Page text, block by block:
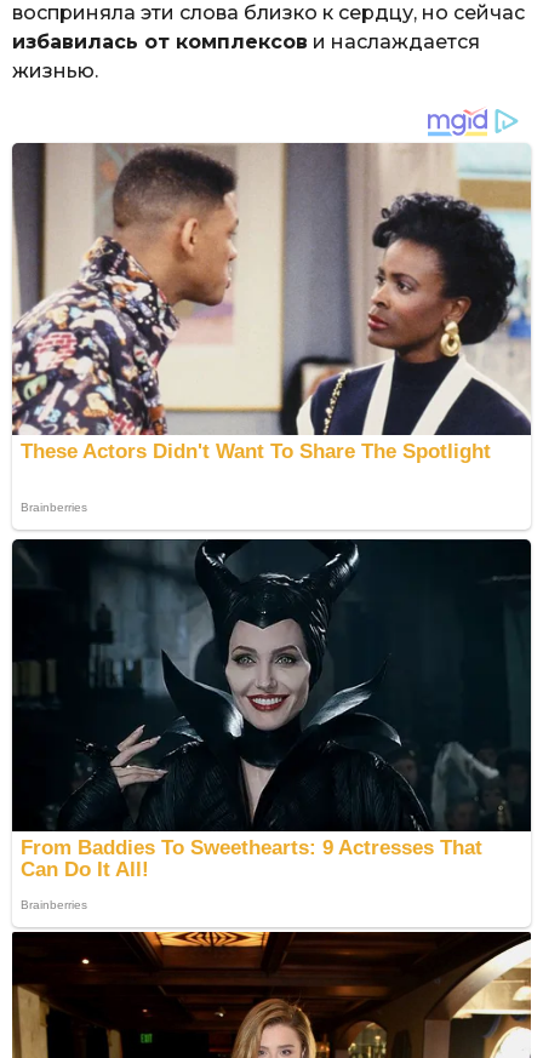
восприняла эти слова близко к сердцу, но сейчас
избавилась от комплексов и наслаждается
жизнью.